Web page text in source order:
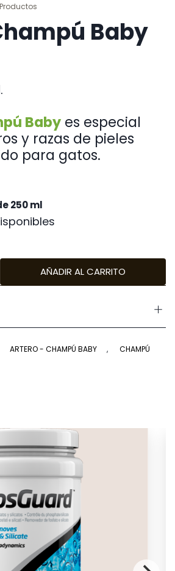
Productos
Baby
Baby es especial
y razas de pieles
para gatos.
250 ml
AÑADIR AL CARRITO
ARTERO - CHAMPÚ BABY ,
CHAMPÚ